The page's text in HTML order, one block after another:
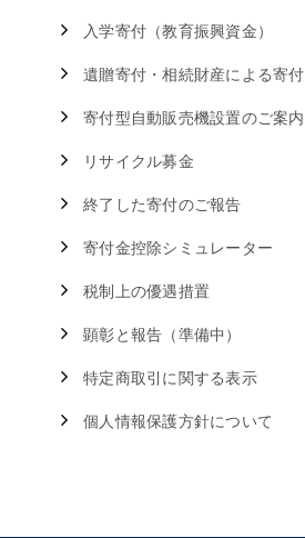
入学寄付（教育振興資金）
遺贈寄付・相続財産による寄付
寄付型自動販売機設置のご案内
リサイクル募金
終了した寄付のご報告
寄付金控除シミュレーター
税制上の優遇措置
顕彰と報告（準備中）
特定商取引に関する表示
個人情報保護方針について